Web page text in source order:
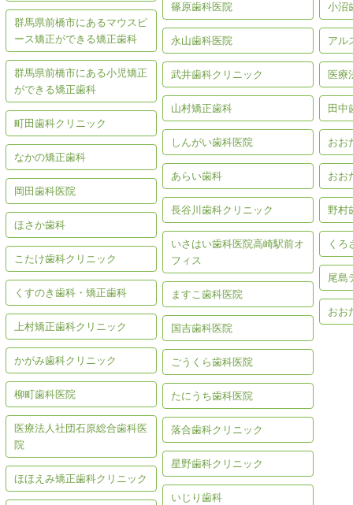
群馬県前橋市にあるマウスピ
ース矯正ができる矯正歯科
群馬県前橋市にある小児矯正
ができる矯正歯科
町田歯科クリニック
なかの矯正歯科
岡田歯科医院
ほさか歯科
こたけ歯科クリニック
くすのき歯科・矯正歯科
上村矯正歯科クリニック
かがみ歯科クリニック
柳町歯科医院
医療法人社団石原総合歯科医
院
ほほえみ矯正歯科クリニック
篠原歯科医院
永山歯科医院
武井歯科クリニック
山村矯正歯科
しんがい歯科医院
あらい歯科
長谷川歯科クリニック
いさはい歯科医院高崎駅前オ
フィス
ますこ歯科医院
国吉歯科医院
ごうくら歯科医院
たにうち歯科医院
落合歯科クリニック
星野歯科クリニック
いじり歯科
小沼
アル
医療
田中
おお
おお
野村
くろ
尾島
おお